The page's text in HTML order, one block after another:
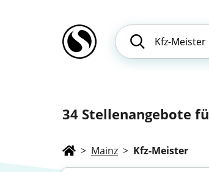
34 Stellenangebote
> Mainz > Kfz-Meister